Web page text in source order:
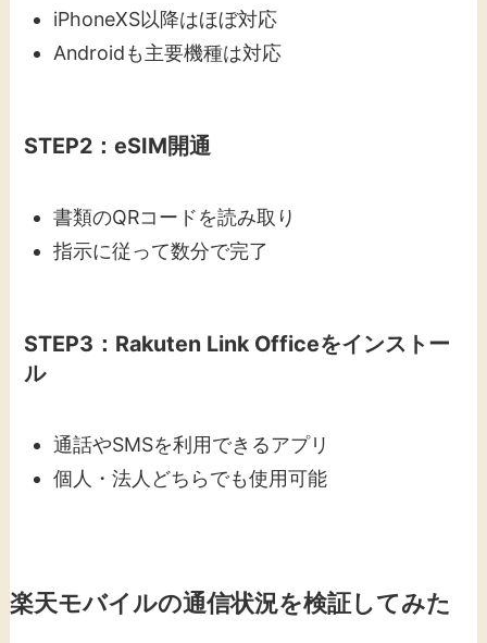
iPhoneXS以降はほぼ対応
Androidも主要機種は対応
STEP2：eSIM開通
書類のQRコードを読み取り
指示に従って数分で完了
STEP3：Rakuten Link Officeをインストー
ル
通話やSMSを利用できるアプリ
個人・法人どちらでも使用可能
楽天モバイルの通信状況を検証してみた